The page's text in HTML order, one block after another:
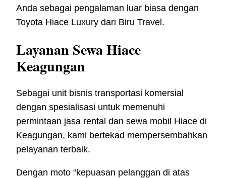
Anda sebagai pengalaman luar biasa dengan
Toyota Hiace Luxury dari Biru Travel.
Layanan Sewa Hiace
Keagungan
Sebagai unit bisnis transportasi komersial
dengan spesialisasi untuk memenuhi
permintaan jasa rental dan sewa mobil Hiace di
Keagungan, kami bertekad mempersembahkan
pelayanan terbaik.
Dengan moto “kepuasan pelanggan di atas